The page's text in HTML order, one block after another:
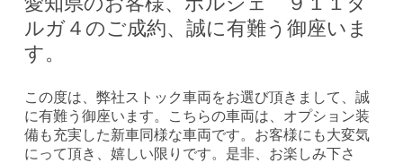
ルガ４のご成約、誠に有難う御座いま
す。
この度は、弊社ストック車両をお選び頂きまして、誠
に有難う御座います。こちらの車両は、オプション装
備も充実した新車同様な車両です。お客様にも大変気
にって頂き、嬉しい限りです。是非、お楽しみ下さ